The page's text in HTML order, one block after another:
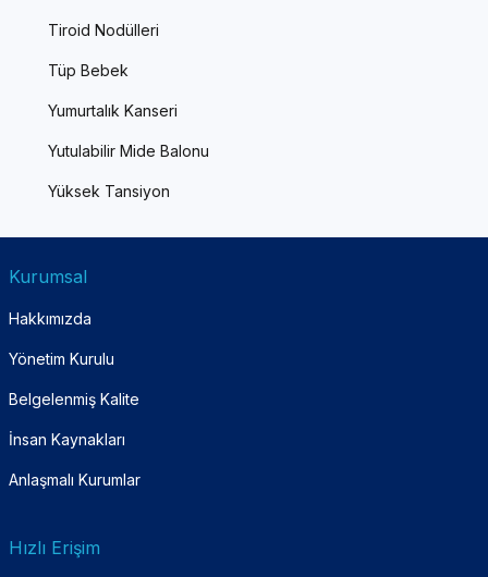
Tiroid Nodülleri
Tüp Bebek
Yumurtalık Kanseri
Yutulabilir Mide Balonu
Yüksek Tansiyon
Kurumsal
Hakkımızda
Yönetim Kurulu
Belgelenmiş Kalite
İnsan Kaynakları
Anlaşmalı Kurumlar
Hızlı Erişim